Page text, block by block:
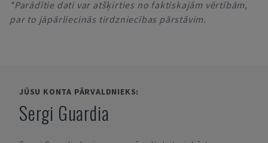
*Parādītie dati var atšķirties no faktiskajām vērtībām,
par to jāpārliecinās tirdzniecības pārstāvim.
JŪSU KONTA PĀRVALDNIEKS:
Sergi Guardia